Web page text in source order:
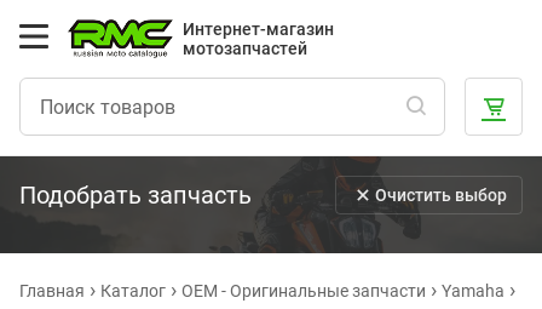
Интернет-магазин
мотозапчастей
Подобрать запчасть Очистить выбор
Главная Каталог OEM - Оригинальные запчасти
Yamaha